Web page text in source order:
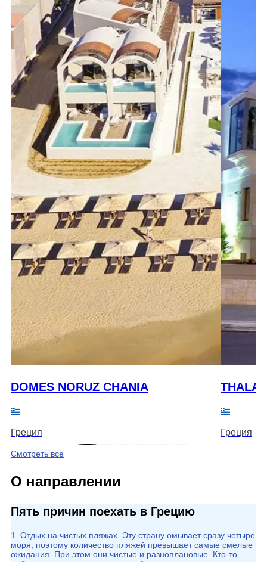
DOMES NORUZ CHANIA
Греция Греция
Смотреть все
О направлении
Пять причин поехать в Грецию
1. Отдых на чистых пляжах. Эту страну омывает сразу четыре
моря, поэтому количество пляжей превышает самые смелые
ожидания. При этом они чистые и разноплановые. Кто-то